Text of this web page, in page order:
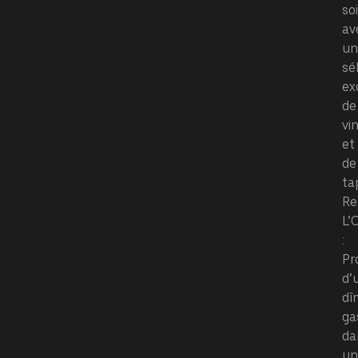
de
et
de
: